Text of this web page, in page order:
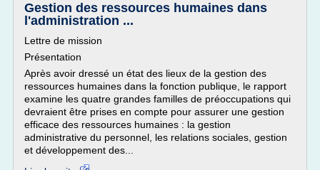
Gestion des ressources humaines dans
l'administration ...
Lettre de mission
Présentation
Après avoir dressé un état des lieux de la gestion des
ressources humaines dans la fonction publique, le rapport
examine les quatre grandes familles de préoccupations qui
devraient être prises en compte pour assurer une gestion
efficace des ressources humaines : la gestion
administrative du personnel, les relations sociales, gestion
et développement des...